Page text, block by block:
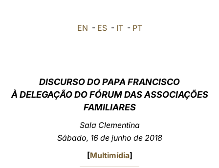
中文
EN - ES- IT- PT
DISCURSO DO PAPA FRANCISCO
À DELEGAÇÃO DO FÓRUM DAS ASSOCIAÇÕES
FAMILIARES
Sala Clementina
Sábado, 16 de junho de 2018
[Multimídia]